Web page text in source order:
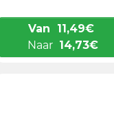
Van 11,49€
Naar 14,73€